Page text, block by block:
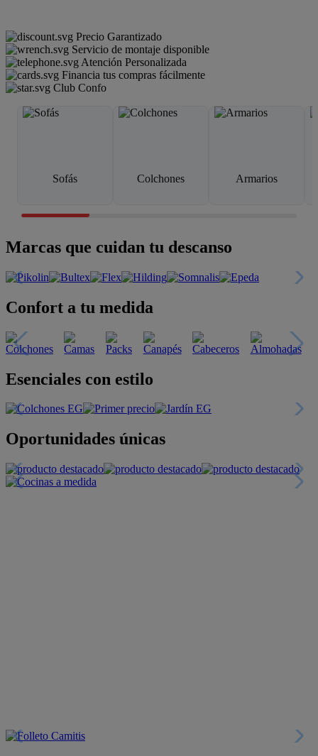
Precio Garantizado
Servicio de montaje disponible
Atención Personalizada
Financia tus compras fácilmente
Club Confo
Sofás Colchones Armarios
Marcas que cuidan tu descanso
Confort a tu medida
Esenciales con estilo
Oportunidades únicas